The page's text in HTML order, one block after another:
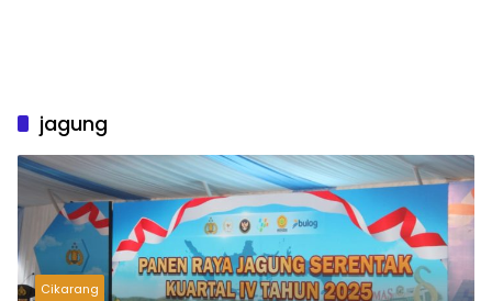
jagung
Cikarang